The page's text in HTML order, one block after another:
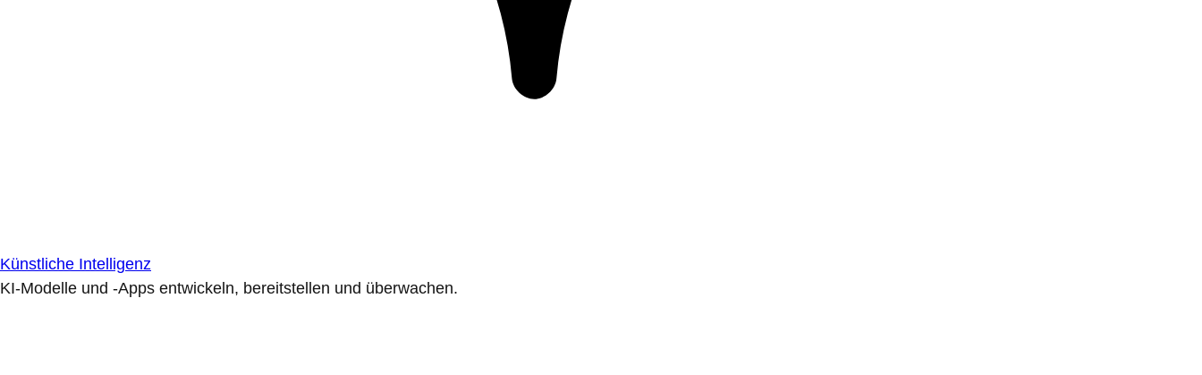
Künstliche Intelligenz
KI-Modelle und -Apps entwickeln, bereitstellen und überwachen.